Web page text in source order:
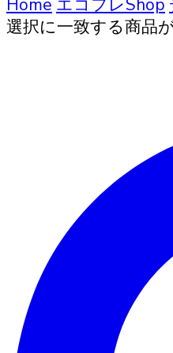
Home エコフレShop
選択に一致する商品